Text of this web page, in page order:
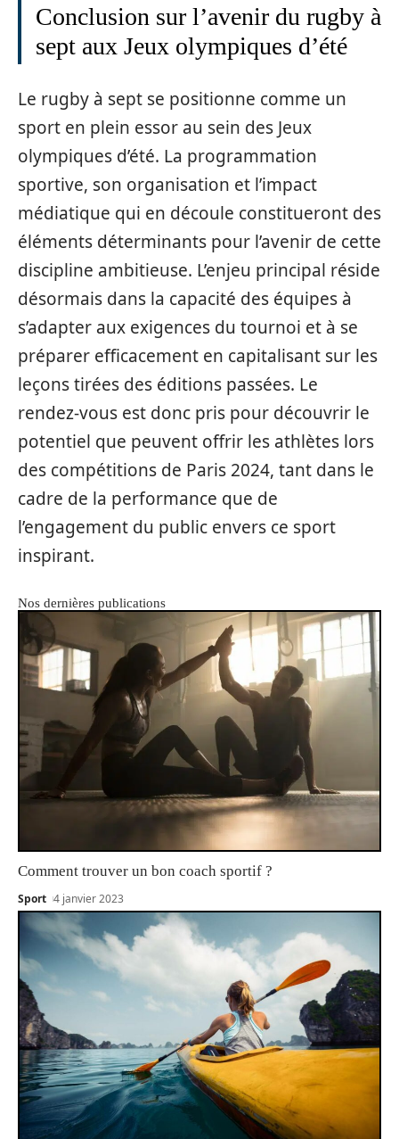
Conclusion sur l’avenir du rugby à
sept aux Jeux olympiques d’été
Le rugby à sept se positionne comme un
sport en plein essor au sein des Jeux
olympiques d’été. La programmation
sportive, son organisation et l’impact
médiatique qui en découle constitueront des
éléments déterminants pour l’avenir de cette
discipline ambitieuse. L’enjeu principal réside
désormais dans la capacité des équipes à
s’adapter aux exigences du tournoi et à se
préparer efficacement en capitalisant sur les
leçons tirées des éditions passées. Le
rendez-vous est donc pris pour découvrir le
potentiel que peuvent offrir les athlètes lors
des compétitions de Paris 2024, tant dans le
cadre de la performance que de
l’engagement du public envers ce sport
inspirant.
Nos dernières publications
Comment trouver un bon coach sportif ?
Sport 4 janvier 2023